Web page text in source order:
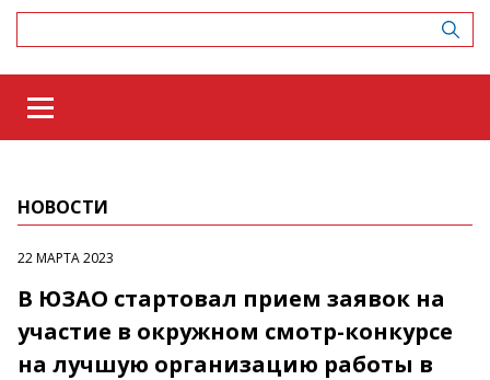
НОВОСТИ
22 МАРТА 2023
В ЮЗАО стартовал прием заявок на
участие в окружном смотр-конкурсе
на лучшую организацию работы в